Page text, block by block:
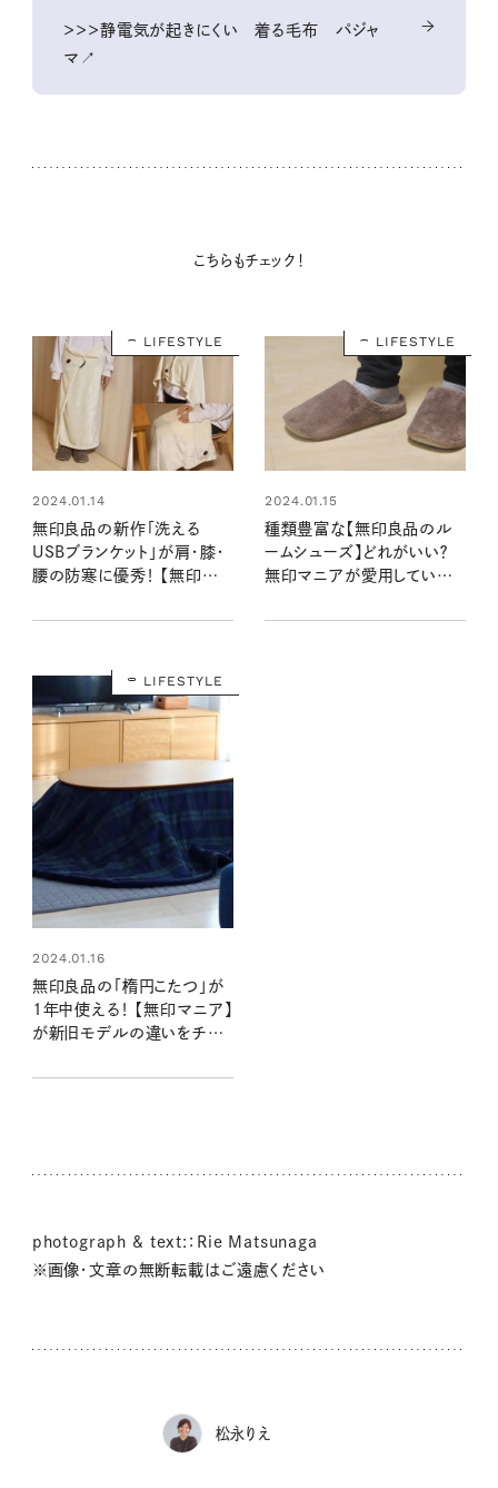
＞＞＞静電気が起きにくい 着る毛布 パジャ
マ↗
こちらもチェック！
LIFESTYLE
2024.01.14
無印良品の新作「洗える
USBブランケット」が肩・膝・
腰の防寒に優秀！ 【無印マニ
LIFESTYLE
2024.01.15
種類豊富な【無印良品のル
ームシューズ】どれがいい？
無印マニアが愛用している
LIFESTYLE
2024.01.16
無印良品の「楕円こたつ」が
1年中使える！ 【無印マニア】
が新旧モデルの違いをチェ
photograph & text:：Rie Matsunaga
※画像・文章の無断転載はご遠慮ください
松永りえ